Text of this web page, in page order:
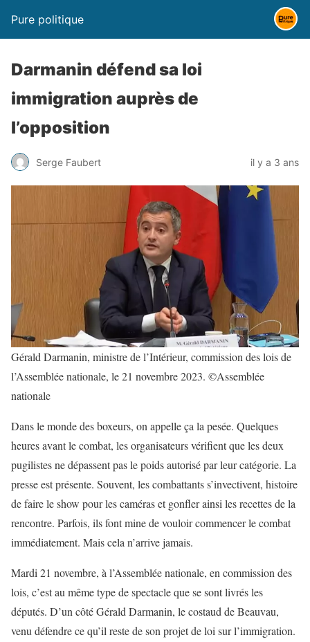
Pure politique
Darmanin défend sa loi
immigration auprès de
l’opposition
Serge Faubert il y a 3 ans
Gérald Darmanin, ministre de l’Intérieur, commission des lois de
l’Assemblée nationale, le 21 novembre 2023. ©Assemblée
nationale
Dans le monde des boxeurs, on appelle ça la pesée. Quelques
heures avant le combat, les organisateurs vérifient que les deux
pugilistes ne dépassent pas le poids autorisé par leur catégorie. La
presse est présente. Souvent, les combattants s’invectivent, histoire
de faire le show pour les caméras et gonfler ainsi les recettes de la
rencontre. Parfois, ils font mine de vouloir commencer le combat
immédiatement. Mais cela n’arrive jamais.
Mardi 21 novembre, à l’Assemblée nationale, en commission des
lois, c’est au même type de spectacle que se sont livrés les
députés. D’un côté Gérald Darmanin, le costaud de Beauvau,
venu défendre ce qu’il reste de son projet de loi sur l’immigration.